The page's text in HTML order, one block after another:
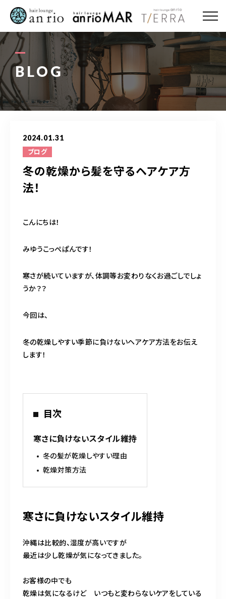
BLOG
2024.01.31
ブログ
冬の乾燥から髪を守るヘアケア方
法！
こんにちは！
みゆうこっぺぱんです！
寒さが続いていますが、体調等お変わりなくお過ごしでしょ
うか？？
今回は、
冬の乾燥しやすい季節に負けないヘアケア方法をお伝え
します！
目次
寒さに負けないスタイル維持
冬の髪が乾燥しやすい理由
乾燥対策方法
寒さに負けないスタイル維持
沖縄は比較的、湿度が高いですが
最近は少し乾燥が気になってきました。
お客様の中でも
乾燥は気になるけど いつもと変わらないケアをしている
ABOUT US
MENU
STYLE
STAFF〈anrio TIERRA〉
098-943-5969
098-917-5366
【anrio MAR】営業時間
098-917-5366
【anrio TIERRA】営業時間